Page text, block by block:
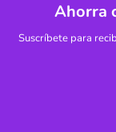
Ahorra
Suscríbete para